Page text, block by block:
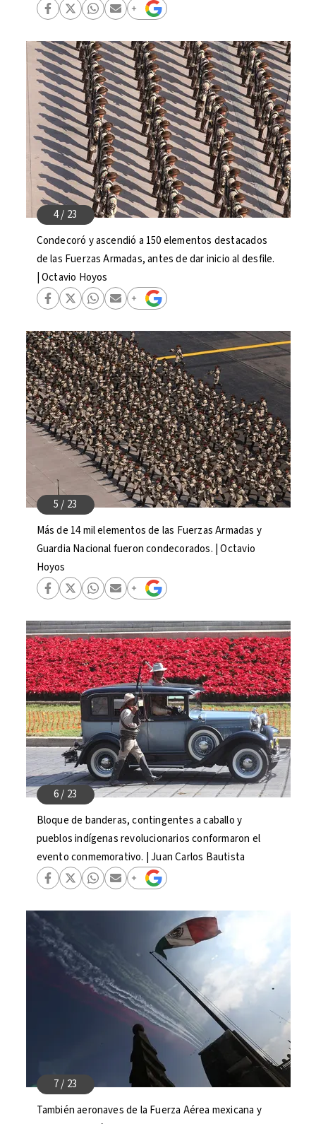
Condecoró y ascendió a 150 elementos destacados
de las Fuerzas Armadas, antes de dar inicio al desfile.
| Octavio Hoyos
Más de 14 mil elementos de las Fuerzas Armadas y
Guardia Nacional fueron condecorados. | Octavio
Hoyos
Bloque de banderas, contingentes a caballo y
pueblos indígenas revolucionarios conformaron el
evento conmemorativo. | Juan Carlos Bautista
También aeronaves de la Fuerza Aérea mexicana y